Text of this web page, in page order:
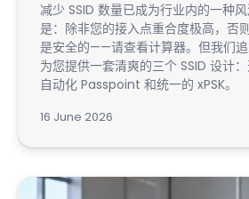
减少 SSID 数量已成为行业内的一种
是：除非您的接入点重合度极高，否
是安全的——请查看计算器。但我们
为您提供一套清爽的三个 SSID 设计：
自动化 Passpoint 和统一的 xPSK。
16 June 2026